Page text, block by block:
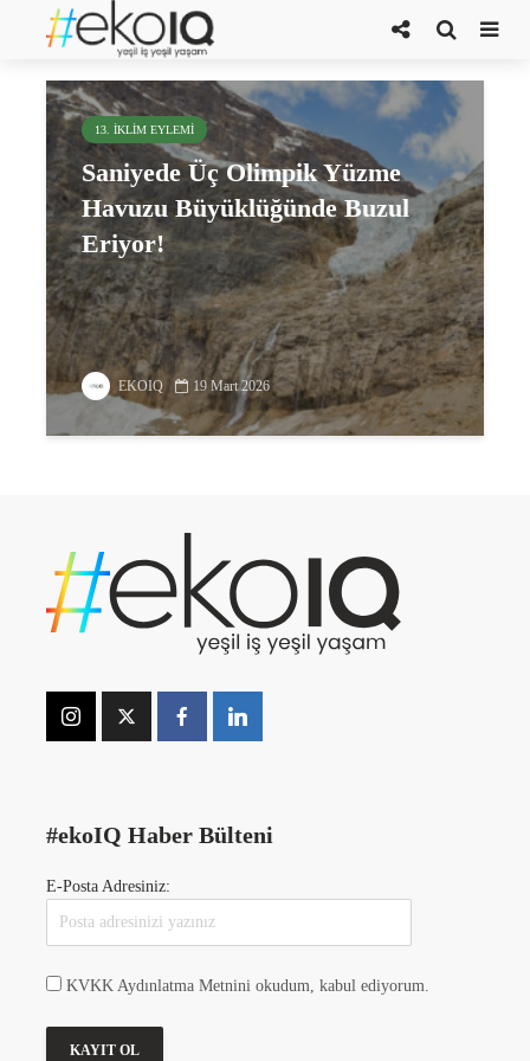
buzul alanları
13. İKLIM EYLEMI
Saniyede Üç Olimpik Yüzme
Havuzu Büyüklüğünde Buzul
Eriyor!
EKOIQ 19 Mart 2026
#ekoIQ Haber Bülteni
E-Posta Adresiniz:
KVKK Aydınlatma Metnini okudum, kabul ediyorum.